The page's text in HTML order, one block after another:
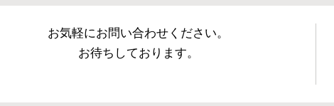
お気軽にお問い合わせください。
お待ちしております。